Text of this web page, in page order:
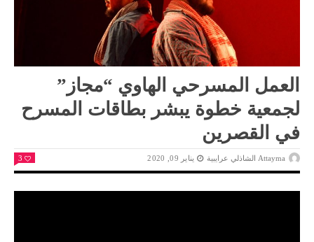
العمل المسرحي الهاوي “مجاز”
لجمعية خطوة يبشر بطاقات المسرح
في القصرين
Attayma الشاذلي عرايبية يناير 09, 2020 3